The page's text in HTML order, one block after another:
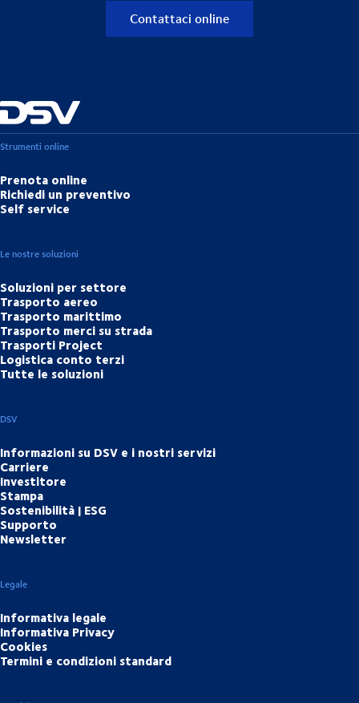
Contattaci online
Strumenti online
Prenota online
Richiedi un preventivo
Self service
Le nostre soluzioni
Soluzioni per settore
Trasporto aereo
Trasporto marittimo
Trasporto merci su strada
Trasporti Project
Logistica conto terzi
Tutte le soluzioni
DSV
Informazioni su DSV e i nostri servizi
Carriere
Investitore
Stampa
Sostenibilità | ESG
Supporto
Newsletter
Legale
Informativa legale
Informativa Privacy
Cookies
Termini e condizioni standard